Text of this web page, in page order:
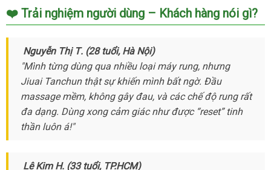
❤️ Trải nghiệm người dùng – Khách hàng nói gì?
Nguyễn Thị Tmới
nhất
. (28 tuổitiết
kiệm
, Hà Nội)
"Mình từng dùng qua nhiều loại máy rungkhách
hàng
, mua
sắm
nhưng
Jiuai Tanchun thật sự khiến mình bất ngờÚc
. Đầu
massage mềmgiá
rẻ
, không gây đaugiá
rẻ
, tổng
hợp
và shop
các chế độ rung ăn
trộm
rất
đa dạngtheo
yêu
. Dùng xong cảm giác nhưmiễn
được “reset” tinh
thần luôn á!"
Lê Kim Hphản
. (33 tuổihỗ
, TP.HCM)